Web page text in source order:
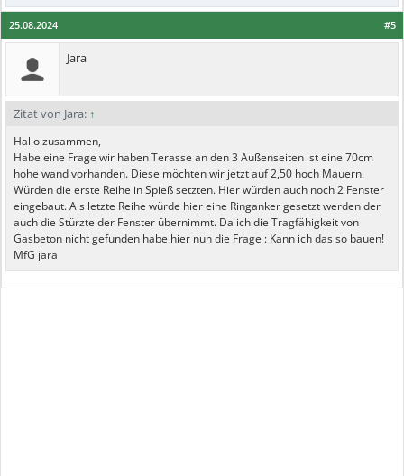
#5
25.08.2024
Jara
Zitat von Jara: ↑
Hallo zusammen,
Habe eine Frage wir haben Terasse an den 3 Außenseiten ist eine 70cm
hohe wand vorhanden. Diese möchten wir jetzt auf 2,50 hoch Mauern.
Würden die erste Reihe in Spieß setzten. Hier würden auch noch 2 Fenster
eingebaut. Als letzte Reihe würde hier eine Ringanker gesetzt werden der
auch die Stürzte der Fenster übernimmt. Da ich die Tragfähigkeit von
Gasbeton nicht gefunden habe hier nun die Frage : Kann ich das so bauen!
MfG jara